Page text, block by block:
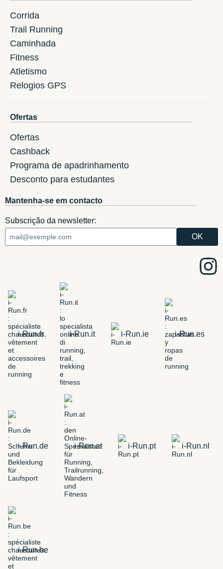
Corrida
Trail Running
Caminhada
Fitness
Atletismo
Relogios GPS
Ofertas
Ofertas
Cashback
Programa de apadrinhamento
Desconto para estudantes
Mantenha-se em contacto
Subscrição da newsletter:
i-Run.fr i-Run.it i-Run.ie i-Run.es
i-Run.de i-Run.at i-Run.pt i-Run.nl
i-Run.be